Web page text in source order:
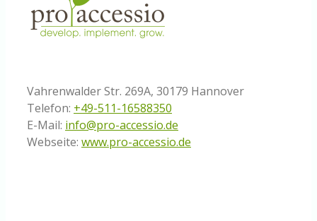
Vahrenwalder Str. 269A, 30179 Hannover
Telefon: +49-511-16588350
E-Mail: info@pro-accessio.de
Webseite: www.pro-accessio.de